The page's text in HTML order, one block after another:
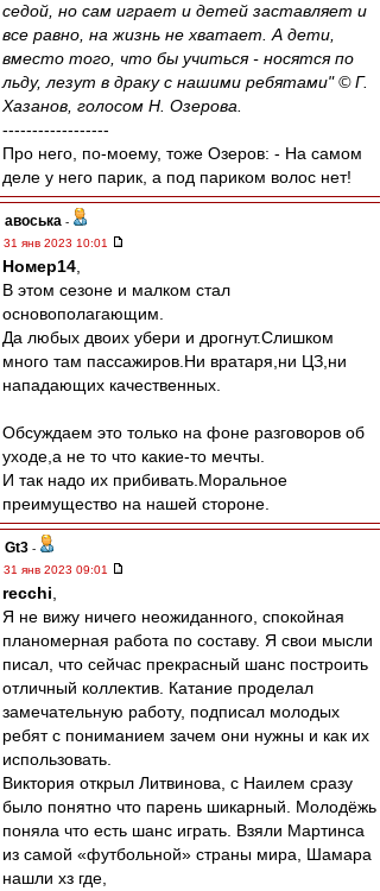
седой, но сам играет и детей заставляет и
все равно, на жизнь не хватает. А дети,
вместо того, что бы учиться - носятся по
льду, лезут в драку с нашими ребятами" © Г.
Хазанов, голосом Н. Озерова.
------------------
Про него, по-моему, тоже Озеров: - На самом
деле у него парик, а под париком волос нет!
авоська -
31 янв 2023 10:01
Номер14
В этом сезоне и малком стал
основополагающим.
Да любых двоих убери и дрогнут.Слишком
много там пассажиров.Ни вратаря,ни ЦЗ,ни
нападающих качественных.
Обсуждаем это только на фоне разговоров об
уходе,а не то что какие-то мечты.
И так надо их прибивать.Моральное
преимущество на нашей стороне.
Gt3 -
31 янв 2023 09:01
recchi
Я не вижу ничего неожиданного, спокойная
планомерная работа по составу. Я свои мысли
писал, что сейчас прекрасный шанс построить
отличный коллектив. Катание проделал
замечательную работу, подписал молодых
ребят с пониманием зачем они нужны и как их
использовать.
Виктория открыл Литвинова, с Наилем сразу
было понятно что парень шикарный. Молодёжь
поняла что есть шанс играть. Взяли Мартинса
из самой «футбольной» страны мира, Шамара
нашли хз где,